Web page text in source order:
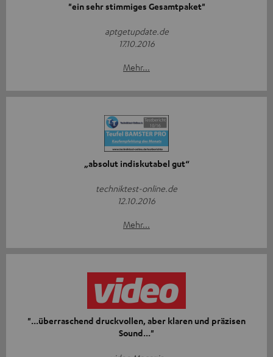
"ein sehr stimmiges Gesamtpaket"
aptgetupdate.de
17.10.2016
Mehr...
„absolut indiskutabel gut“
techniktest-online.de
12.10.2016
Mehr...
"...überraschend druckvollen, aber klaren und präzisen
Sound..."